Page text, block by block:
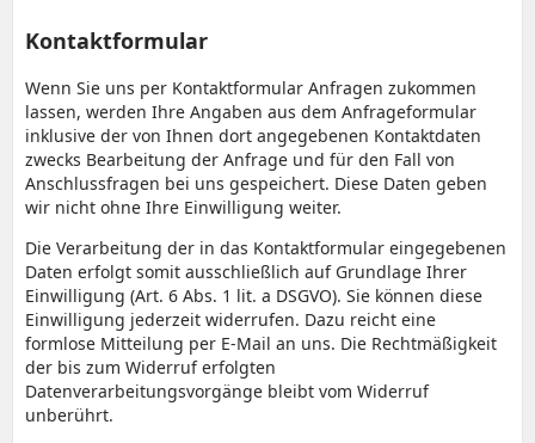
Kontaktformular
Wenn Sie uns per Kontaktformular Anfragen zukommen
lassen, werden Ihre Angaben aus dem Anfrageformular
inklusive der von Ihnen dort angegebenen Kontaktdaten
zwecks Bearbeitung der Anfrage und für den Fall von
Anschlussfragen bei uns gespeichert. Diese Daten geben
wir nicht ohne Ihre Einwilligung weiter.
Die Verarbeitung der in das Kontaktformular eingegebenen
Daten erfolgt somit ausschließlich auf Grundlage Ihrer
Einwilligung (Art. 6 Abs. 1 lit. a DSGVO). Sie können diese
Einwilligung jederzeit widerrufen. Dazu reicht eine
formlose Mitteilung per E-Mail an uns. Die Rechtmäßigkeit
der bis zum Widerruf erfolgten
Datenverarbeitungsvorgänge bleibt vom Widerruf
unberührt.